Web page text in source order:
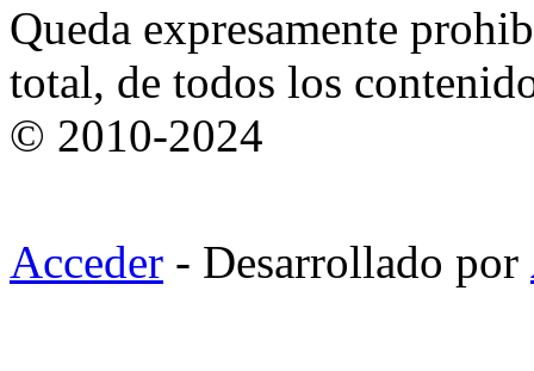
Queda expresamente
total, de todos los
© 2010-2024
Acceder - Desarrollado por